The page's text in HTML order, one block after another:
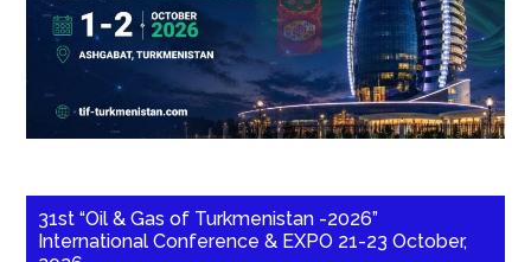
31st “Oil & Gas of Turkmenistan -2026”
International Conference & EXPO 21-23 October,